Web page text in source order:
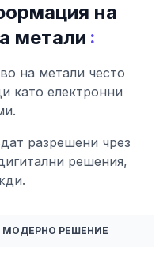
на
метали :
на метали често
като електронни
разрешени чрез
решения,
МОДЕРНО РЕШЕНИЕ